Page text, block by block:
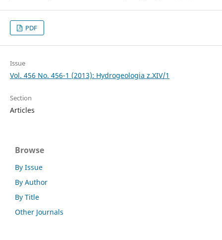
PDF
Issue
Vol. 456 No. 456-1 (2013): Hydrogeologia z.XIV/1
Section
Articles
Browse
By Issue
By Author
By Title
Other Journals